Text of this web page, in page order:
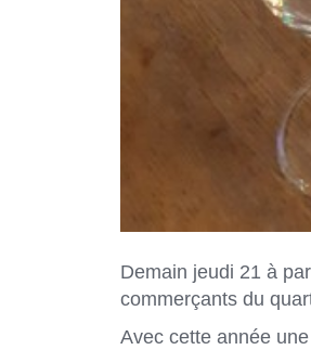
Demain jeudi 21 à
commerçants du
Avec cette année